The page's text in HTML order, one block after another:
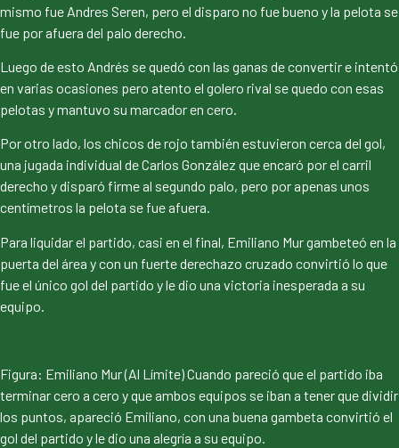
mismo fue Andres Seren, pero el disparo no fue bueno y la pelota se
fue por afuera del palo derecho.
Luego de esto Andrés se quedó con las ganas de convertir e intentó
en varias ocasiones pero atento el golero rival se quedo con esas
pelotas y mantuvo su marcador en cero.
Por otro lado, los chicos de rojo también estuvieron cerca del gol,
una jugada individual de Carlos González que encaró por el carril
derecho y disparó firme al segundo palo, pero por apenas unos
centímetros la pelota se fue afuera.
Para liquidar el partido, casi en el final, Emiliano Mur gambeteó en la
puerta del área y con un fuerte derechazo cruzado convirtió lo que
fue el único gol del partido y le dio una victoria inesperada a su
equipo.
Figura: Emiliano Mur (Al Límite) Cuando pareció que el partido iba
terminar cero a cero y que ambos equipos se iban a tener que dividir
los puntos, apareció Emiliano, con una buena gambeta convirtió el
gol del partido y le dio una alegría a su equipo.